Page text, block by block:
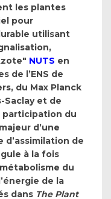
les plantes
pour
utilisant
NUTS en
de l’ENS de
du Max Planck
Saclay et de
participation du
d’une
de
à la fois
du
de la
dans The Plant